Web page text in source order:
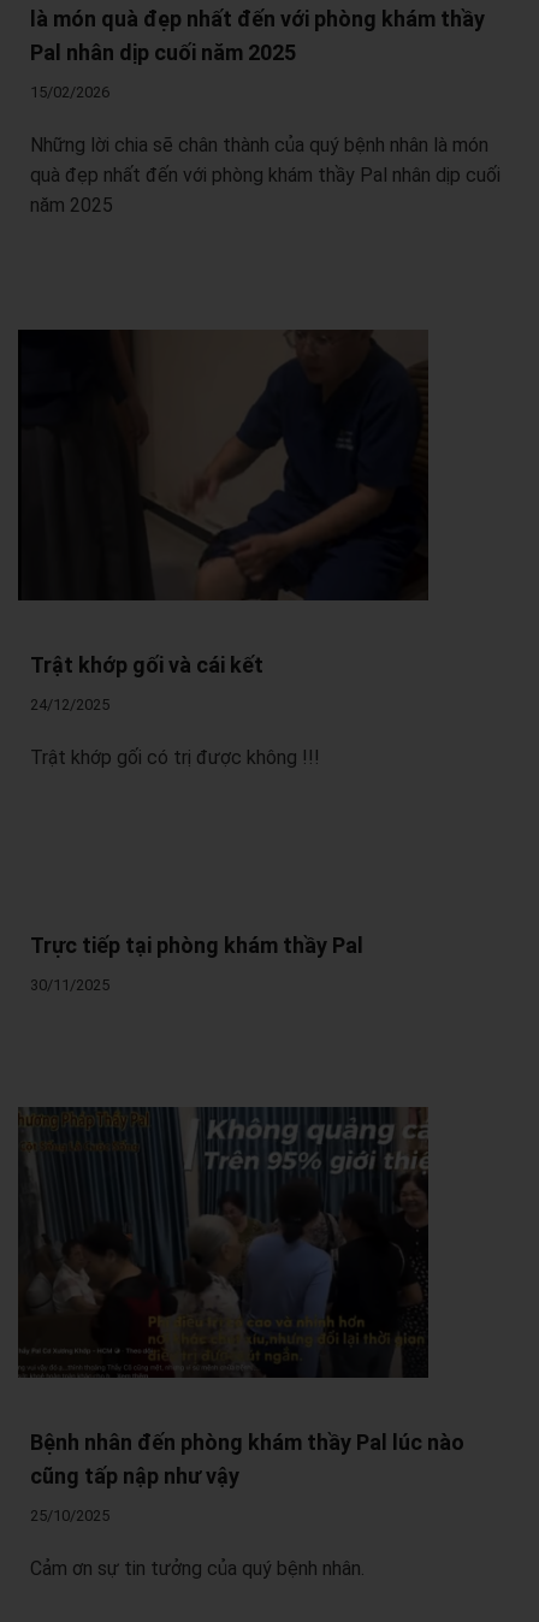
là món quà đẹp nhất đến với phòng khám thầy
Pal nhân dịp cuối năm 2025
15/02/2026
Những lời chia sẽ chân thành của quý bệnh nhân là món
quà đẹp nhất đến với phòng khám thầy Pal nhân dịp cuối
năm 2025
Trật khớp gối và cái kết
24/12/2025
Trật khớp gối có trị được không !!!
Trực tiếp tại phòng khám thầy Pal
30/11/2025
Bệnh nhân đến phòng khám thầy Pal lúc nào
cũng tấp nập như vậy
25/10/2025
Cảm ơn sự tin tưởng của quý bệnh nhân.